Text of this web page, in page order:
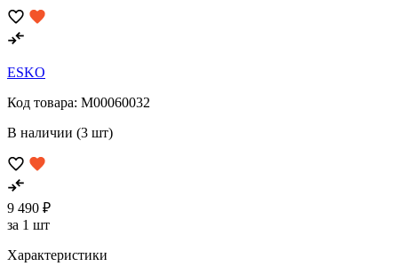
ESKO
Код товара: M00060032
В наличии (3 шт)
9 490 ₽
за 1 шт
Характеристики